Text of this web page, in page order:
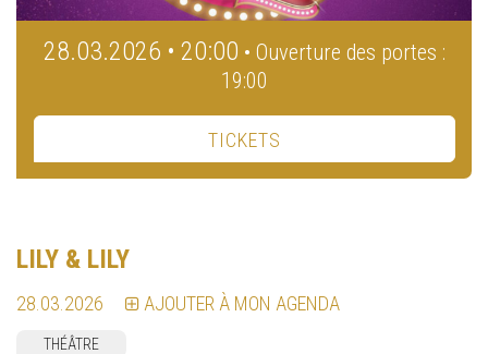
28.03.2026 • 20:00 • Ouverture des portes :
19:00
TICKETS
LILY & LILY
28.03.2026 AJOUTER À MON AGENDA
THÉÂTRE